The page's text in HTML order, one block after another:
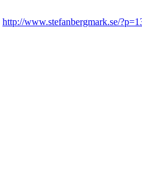
http://www.stefanbergmark.se/